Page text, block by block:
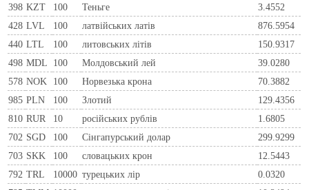
398 KZT 100 Теньге
3.4552
428 LVL 100 латвійських латів
876.5954
440 LTL 100 литовських літів
150.9317
498 MDL 100 Молдовський лей
39.0280
578 NOK 100 Норвезька крона
70.3882
985 PLN 100 Злотий
129.4356
810 RUR 10 росiйських рублiв
1.6805
702 SGD 100 Сінгапурський долар
299.9299
703 SKK 100 словацьких крон
12.5443
792 TRL 10000 турецьких лір
0.0320